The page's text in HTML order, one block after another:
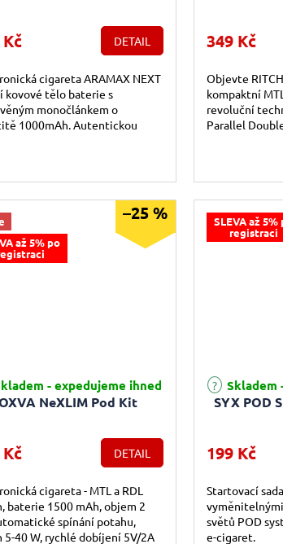
DETAIL
cigareta ARAMAX NEXT
kovové tělo baterie s
monočlánkem o
1000mAh. Autentickou
349 Kč
Objevte
kompaktní
revoluční
Parallel
až 5% po
–25 %
NeXLIM Pod Kit
hodnocení produktu je 4,6 z 5 hvězdiček.
- expedujeme ihned
DETAIL
cigareta - MTL a RDL
baterie 1500 mAh, objem 2
spínání potahu,
5-40 W, rychlé dobíjení 5V/2A
SLEVA až 5%
registraci
SYX POD
Průměrné
Skladem
199 Kč
Startovací
světů POD
e-cigaret.